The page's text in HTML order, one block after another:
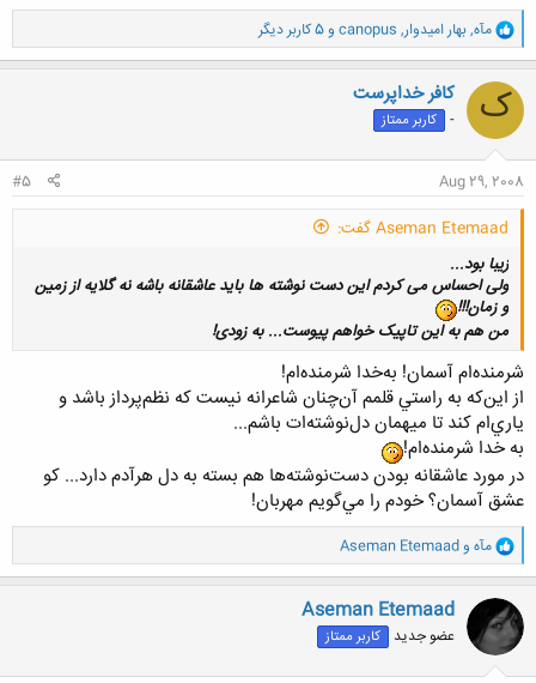
و
ا
ک
ن
ش
ه
ا
مآه,بهار امیدوار,
canopus و 5 کاربر دیگر
ک کافر خداپرست
- کاربر ممتاز
Aug 29, 2008
#5
Aseman Etemaad گفت:
زیبا بود...
ولی احساس می کردم این دست نوشته ها باید عاشقانه باشه نه گلایه از زمین
و زمان!!!
من هم به این تاپیک خواهم پیوست... به زودی!
کلیک کنید تا باز شود...
شرمنده‌ام آسمان! به‌خدا شرمنده‌ام!
از اين‌که به راستي قلمم آن‌چنان شاعرانه نيست که نظم‌پرداز باشد و
ياري‌ام کند تا ميهمان دل‌نوشته‌ات باشم...
به خدا شرمنده‌ام!
در مورد عاشقانه بودن دست‌نوشته‌ها هم بسته به دل هرآدم دارد... کو
عشق آسمان؟ خودم را مي‌گويم مهربان!
و
ا
ک
ن
ش
ه
ا
مآه و Aseman Etemaad
Aseman Etemaad
عضو جدید کاربر ممتاز